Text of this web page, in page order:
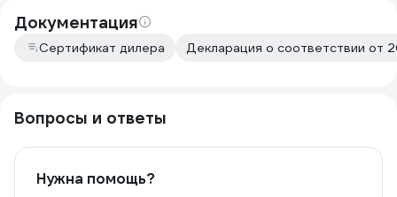
Документация
Сертификат дилера Декларация о соответствии от
Вопросы и ответы
Нужна помощь?